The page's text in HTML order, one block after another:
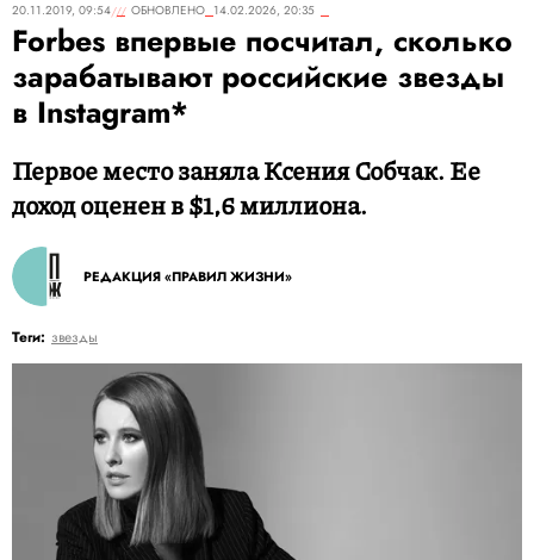
20.11.2019, 09:54
ОБНОВЛЕНО 14.02.2026, 20:35
Forbes впервые посчитал, сколько
зарабатывают российские звезды
в Instagram*
Первое место заняла Ксения Собчак. Ее
доход оценен в $1,6 миллиона.
РЕДАКЦИЯ «ПРАВИЛ ЖИЗНИ»
Теги: звезды